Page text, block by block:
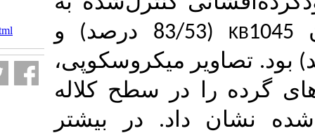
(83/53 درصد) و
میکروسکوپی،
سطح کلاله
داد. دربیشتر
irshs.ir/article-۱-۴۲۲-fa.html